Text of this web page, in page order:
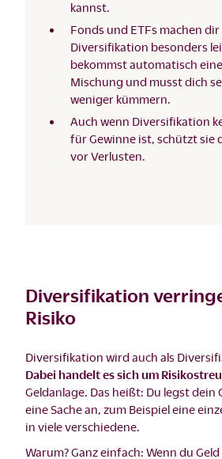
kannst.
Fonds und ETFs machen dir
Diversifikation besonders
bekommst automatisch
Mischung und musst dich
weniger kümmern.
Auch wenn Diversifikation
für Gewinne ist, schützt sie
vor Verlusten.
Diversifikation
Risiko
Diversifikation wird auch als
Dabei handelt es sich um
Geldanlage. Das heißt: Du legst dein
eine Sache an, zum Beispiel eine
in viele verschiedene.
Warum? Ganz einfach: Wenn du